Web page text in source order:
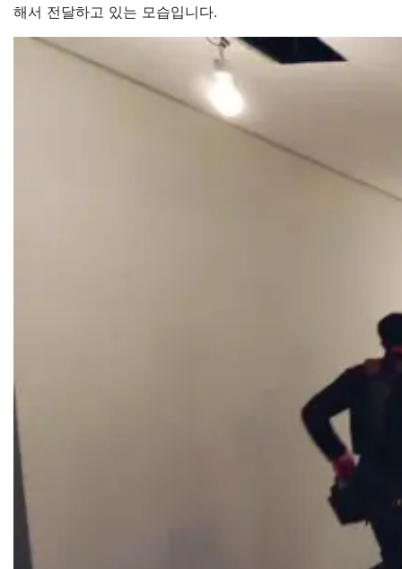
해서 전달하고 있는 모습입니다.